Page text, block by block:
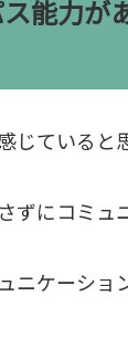
能力が
じていると
ずにコミュ
ニケーショ